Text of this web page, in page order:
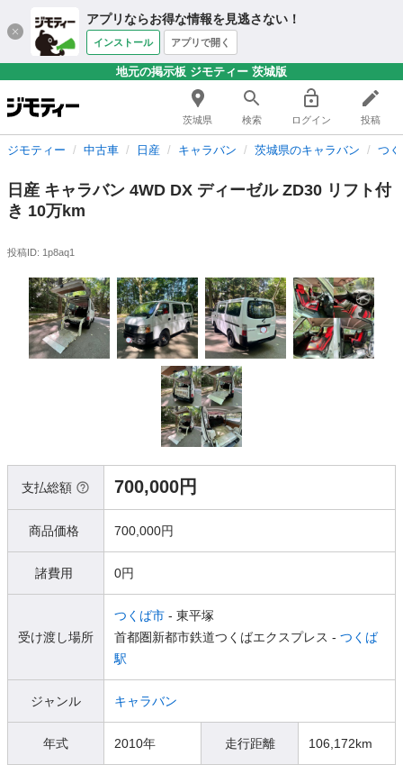
アプリならお得な情報を見逃さない！
インストール アプリで開く
地元の掲示板 ジモティー 茨城版
茨城県 検索 ログイン 投稿
ジモティー 中古車 日産 キャラバン 茨城県のキャラバン つ
日産 キャラバン 4WD DX ディーゼル ZD30 リフト付
き 10万km
投稿ID: 1p8aq1
支払総額 700,000円
商品価格 700,000円
諸費用 0円
受け渡し場所
つくば市 - 東平塚
首都圏新都市鉄道つくばエクスプレス - つくば
駅
ジャンル キャラバン
年式 2010年 走行距離 106,172km